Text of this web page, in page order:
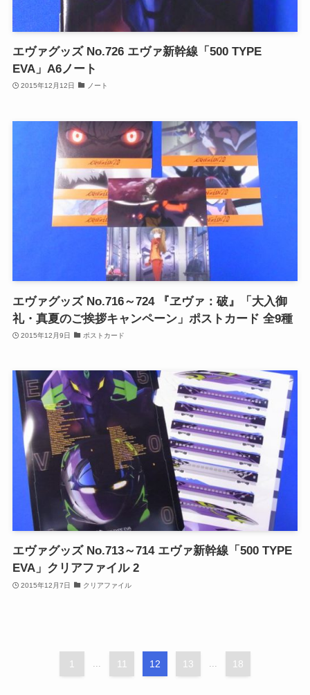
エヴァグッズ No.726 エヴァ新幹線「500 TYPE
EVA」A6ノート
2015年12月12日 ノート
エヴァグッズ No.716～724 『ヱヴァ：破』「大入御
礼・真夏のご挨拶キャンペーン」ポストカード 全9種
2015年12月9日 ポストカード
エヴァグッズ No.713～714 エヴァ新幹線「500 TYPE
EVA」クリアファイル 2
2015年12月7日 クリアファイル
1 ... 11 12 13 ... 18